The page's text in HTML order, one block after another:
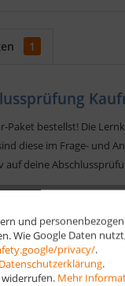
1
bestellst! Die
diese im Frage- und
auf deine
1
2
und
Wie Google Daten
privacy/.
Datenschutzerklärung.
Mehr